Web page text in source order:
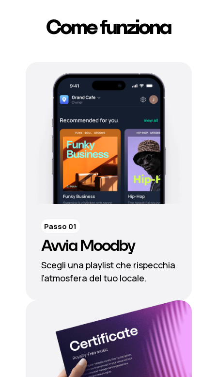
Come funziona
Avvia Moodby
Scegli una playlist che rispecchia
l’atmosfera del tuo locale.
Passo 01